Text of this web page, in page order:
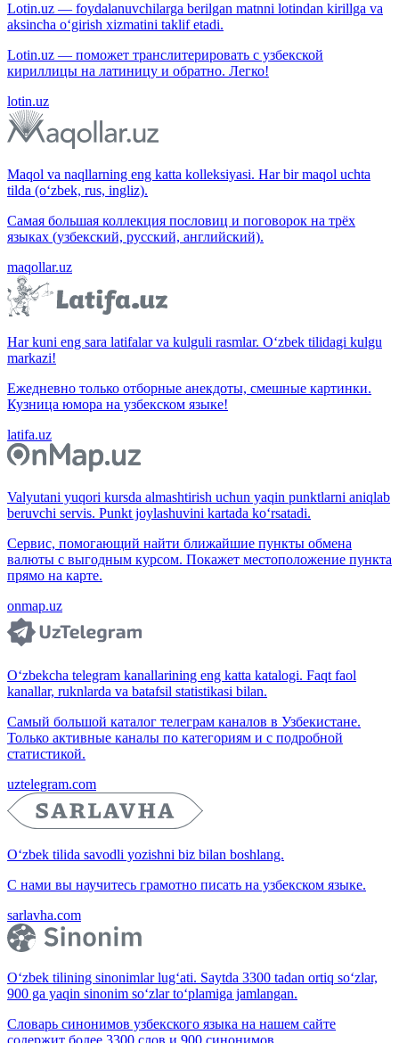
Lotin.uz — foydalanuvchilarga berilgan matnni lotindan kirillga va
aksincha o‘girish xizmatini taklif etadi.
Lotin.uz — поможет транслитерировать с узбекской
кириллицы на латиницу и обратно. Легко!
lotin.uz
Maqol va naqllarning eng katta kolleksiyasi. Har bir maqol uchta
tilda (o‘zbek, rus, ingliz).
Самая большая коллекция пословиц и поговорок на трёх
языках (узбекский, русский, английский).
maqollar.uz
Har kuni eng sara latifalar va kulguli rasmlar. O‘zbek tilidagi kulgu
markazi!
Ежедневно только отборные анекдоты, смешные картинки.
Кузница юмора на узбекском языке!
latifa.uz
Valyutani yuqori kursda almashtirish uchun yaqin punktlarni aniqlab
beruvchi servis. Punkt joylashuvini kartada ko‘rsatadi.
Сервис, помогающий найти ближайшие пункты обмена
валюты с выгодным курсом. Покажет местоположение пункта
прямо на карте.
onmap.uz
O‘zbekcha telegram kanallarining eng katta katalogi. Faqt faol
kanallar, ruknlarda va batafsil statistikasi bilan.
Самый большой каталог телеграм каналов в Узбекистане.
Только активные каналы по категориям и с подробной
статистикой.
uztelegram.com
O‘zbek tilida savodli yozishni biz bilan boshlang.
С нами вы научитесь грамотно писать на узбекском языке.
sarlavha.com
O‘zbek tilining sinonimlar lug‘ati. Saytda 3300 tadan ortiq so‘zlar,
900 ga yaqin sinonim so‘zlar to‘plamiga jamlangan.
Словарь синонимов узбекского языка на нашем сайте
содержит более 3300 слов и 900 синонимов.